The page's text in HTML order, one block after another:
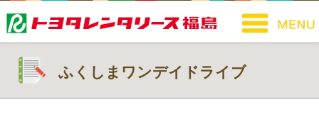
ふくしまワンデイドライブ